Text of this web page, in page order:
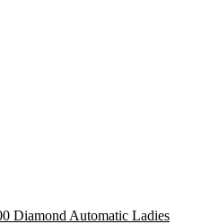
Diamond Automatic Ladies